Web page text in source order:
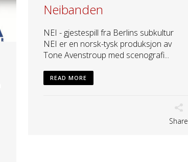
Neibanden
NEI - gjestespill fra Berlins subkultur
NEI er en norsk-tysk produksjon av
Tone Avenstroup med scenografi...
READ MORE
Share